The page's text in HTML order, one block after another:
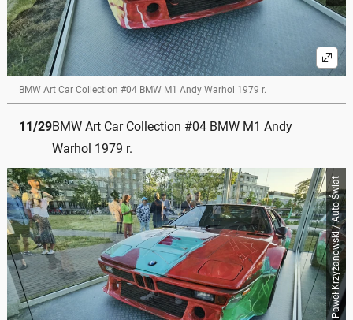
BMW Art Car Collection #04 BMW M1 Andy Warhol 1979 r.
11/29BMW Art Car Collection #04 BMW M1 Andy
Warhol 1979 r.
Paweł Krzyżanowski / Auto Świat